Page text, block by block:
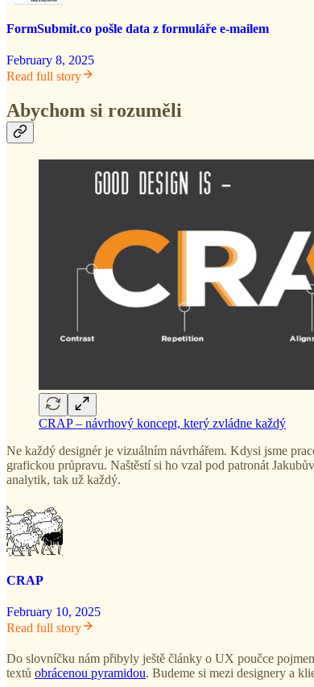
FormSubmit.co pošle data z formuláře e-mailem
February 8, 2025
Read full story
Abychom si rozuměli
CRAP – návrhový koncept, který zvládne každý
Ne každý designér je vizuálním návrhářem. Kdysi jsme
grafickou průpravu. Naštěstí si ho vzal pod patronát
analytik, tak už každý.
CRAP
February 10, 2025
Read full story
Do slovníčku nám přibyly ještě články o UX poučce
textů obrácenou pyramidou. Budeme si mezi designery a